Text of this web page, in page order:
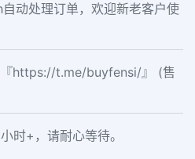
动处理订单，欢迎新老客户使
https://t.me/buyfensi/』 (售
时+，请耐心等待。